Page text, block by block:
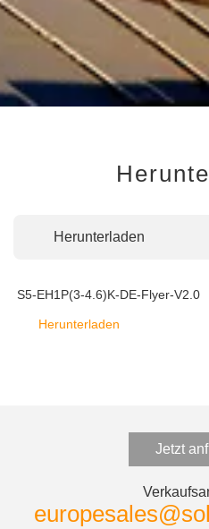
Herunterladen
S5-EH1P(3-4.6)K-DE-Flyer-V2.0
Herunterladen
Jetzt